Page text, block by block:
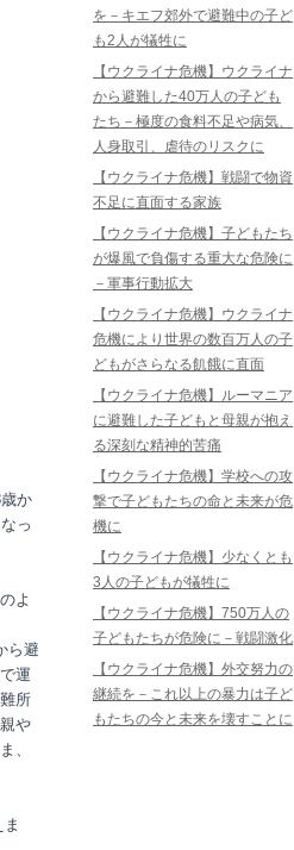
か
っ
よ
ら避
運
所
や
、
を－キエフ郊外で避難中の子ど
も2人が犠牲に
【ウクライナ危機】ウクライナ
から避難した40万人の子ども
たち－極度の食料不足や病気、
人身取引、虐待のリスクに
【ウクライナ危機】戦闘で物資
不足に直面する家族
【ウクライナ危機】子どもたち
が爆風で負傷する重大な危険に
－軍事行動拡大
【ウクライナ危機】ウクライナ
危機により世界の数百万人の子
どもがさらなる飢餓に直面
【ウクライナ危機】ルーマニア
に避難した子どもと母親が抱え
る深刻な精神的苦痛
【ウクライナ危機】学校への攻
撃で子どもたちの命と未来が危
機に
【ウクライナ危機】少なくとも
3人の子どもが犠牲に
【ウクライナ危機】750万人の
子どもたちが危険に－戦闘激化
【ウクライナ危機】外交努力の
継続を－これ以上の暴力は子ど
もたちの今と未来を壊すことに